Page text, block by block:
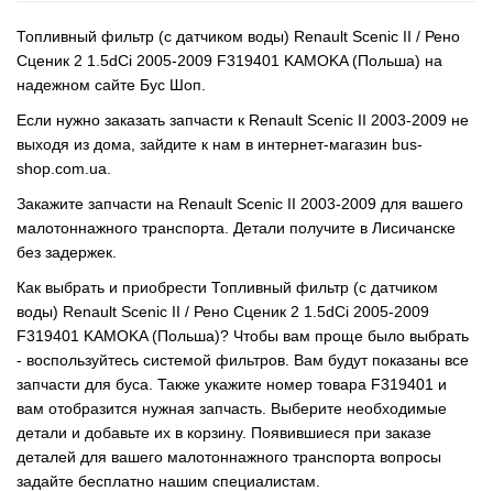
Топливный фильтр (с датчиком воды) Renault Scenic II / Рено
Сценик 2 1.5dCi 2005-2009 F319401 KAMOKA (Польша) на
надежном сайте Бус Шоп.
Если нужно заказать запчасти к Renault Scenic II 2003-2009 не
выходя из дома, зайдите к нам в интернет-магазин bus-
shop.com.ua.
Закажите запчасти на Renault Scenic II 2003-2009 для вашего
малотоннажного транспорта. Детали получите в Лисичанске
без задержек.
Как выбрать и приобрести Топливный фильтр (с датчиком
воды) Renault Scenic II / Рено Сценик 2 1.5dCi 2005-2009
F319401 KAMOKA (Польша)? Чтобы вам проще было выбрать
- воспользуйтесь системой фильтров. Вам будут показаны все
запчасти для буса. Также укажите номер товара F319401 и
вам отобразится нужная запчасть. Выберите необходимые
детали и добавьте их в корзину. Появившиеся при заказе
деталей для вашего малотоннажного транспорта вопросы
задайте бесплатно нашим специалистам.